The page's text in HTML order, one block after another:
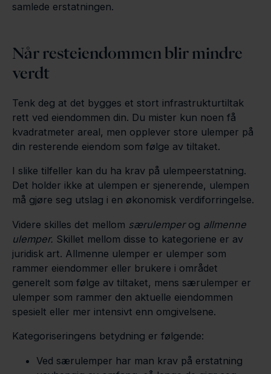
samlede erstatningen.
Når resteiendommen blir mindre
verdt
Tenk deg at det bygges et stort infrastrukturtiltak
rett ved eiendommen din. Du mister kun noen få
kvadratmeter areal, men opplever store ulemper på
din resterende eiendom som følge av tiltaket.
I slike tilfeller kan du ha krav på ulempeerstatning.
Det holder ikke at ulempen er sjenerende, ulempen
må gjøre seg utslag i en økonomisk verdiforringelse.
Videre skilles det mellom særulemper og allmenne
ulemper. Skillet mellom disse to kategoriene er av
juridisk art. Allmenne ulemper er ulemper som
rammer eiendommer eller brukere i området
generelt som følge av tiltaket, mens særulemper er
ulemper som rammer den aktuelle eiendommen
spesielt eller mer intensivt enn omgivelsene.
Kategoriseringens betydning er følgende:
Ved særulemper har man krav på erstatning